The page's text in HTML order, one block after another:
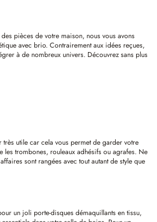
pièces de votre maison, nous vous avons
avec brio. Contrairement aux idées reçues,
à de nombreux univers. Découvrez sans plus
très utile car cela vous permet de garder votre
trombones, rouleaux adhésifs ou agrafes. Ne
sont rangées avec tout autant de style que
un joli porte-disques démaquillants en tissu,